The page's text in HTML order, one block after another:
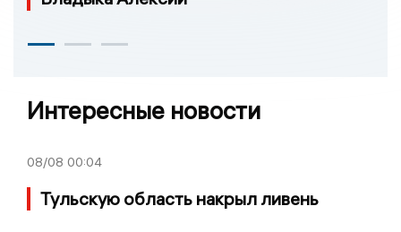
Интересные новости
08/08 00:04
Тульскую область накрыл ливень